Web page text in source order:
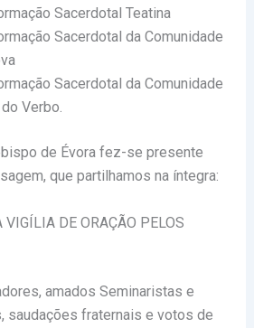
Sacerdotal Teatina
Sacerdotal da Comunidade
Sacerdotal da Comunidade
Verbo.
de Évora fez-se presente
que partilhamos na íntegra:
VIGÍLIA DE ORAÇÃO PELOS
amados Seminaristas e
saudações fraternais e votos de